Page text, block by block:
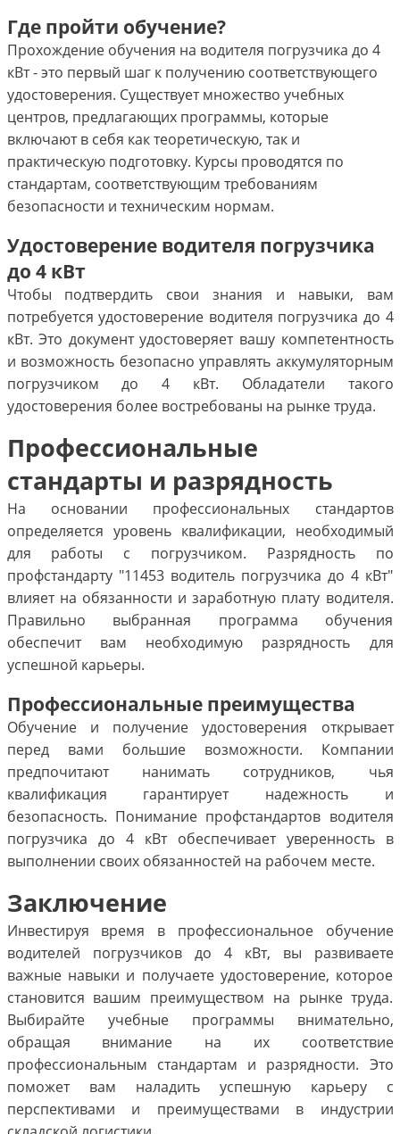
Где пройти обучение?
Прохождение обучения на водителя погрузчика до 4
кВт - это первый шаг к получению соответствующего
удостоверения. Существует множество учебных
центров, предлагающих программы, которые
включают в себя как теоретическую, так и
практическую подготовку. Курсы проводятся по
стандартам, соответствующим требованиям
безопасности и техническим нормам.
Удостоверение водителя погрузчика
до 4 кВт
Чтобы подтвердить свои знания и навыки, вам
потребуется удостоверение водителя погрузчика до 4
кВт. Это документ удостоверяет вашу компетентность
и возможность безопасно управлять аккумуляторным
погрузчиком до 4 кВт. Обладатели такого
удостоверения более востребованы на рынке труда.
Профессиональные
стандарты и разрядность
На основании профессиональных стандартов
определяется уровень квалификации, необходимый
для работы с погрузчиком. Разрядность по
профстандарту "11453 водитель погрузчика до 4 кВт"
влияет на обязанности и заработную плату водителя.
Правильно выбранная программа обучения
обеспечит вам необходимую разрядность для
успешной карьеры.
Профессиональные преимущества
Обучение и получение удостоверения открывает
перед вами большие возможности. Компании
предпочитают нанимать сотрудников, чья
квалификация гарантирует надежность и
безопасность. Понимание профстандартов водителя
погрузчика до 4 кВт обеспечивает уверенность в
выполнении своих обязанностей на рабочем месте.
Заключение
Инвестируя время в профессиональное обучение
водителей погрузчиков до 4 кВт, вы развиваете
важные навыки и получаете удостоверение, которое
становится вашим преимуществом на рынке труда.
Выбирайте учебные программы внимательно,
обращая внимание на их соответствие
профессиональным стандартам и разрядности. Это
поможет вам наладить успешную карьеру с
перспективами и преимуществами в индустрии